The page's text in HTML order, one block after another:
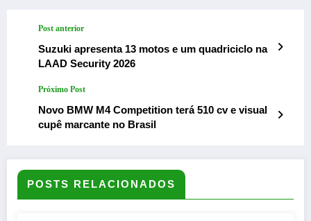
Post anterior
Suzuki apresenta 13 motos e um quadriciclo na
LAAD Security 2026
Próximo Post
Novo BMW M4 Competition terá 510 cv e visual
cupê marcante no Brasil
POSTS RELACIONADOS